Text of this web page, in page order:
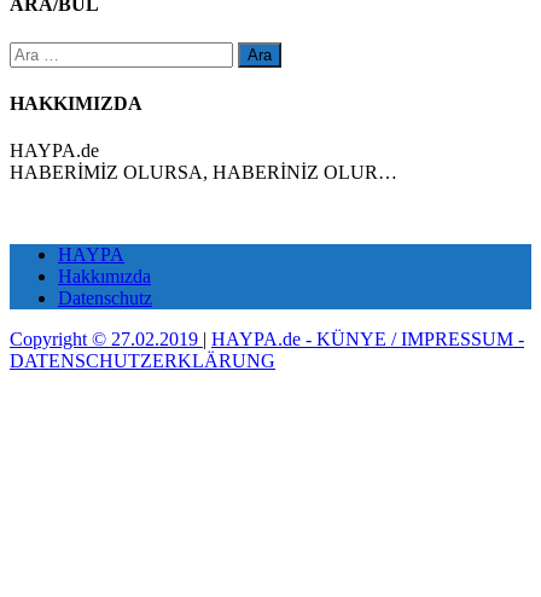
ARA/BUL
Arama:
HAKKIMIZDA
HAYPA.de
HABERİMİZ OLURSA, HABERİNİZ OLUR…
HAYPA
Hakkımızda
Datenschutz
Copyright © 27.02.2019 | HAYPA.de - KÜNYE / IMPRESSUM -
DATENSCHUTZERKLÄRUNG